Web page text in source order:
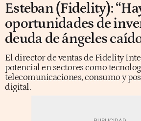
Esteban (Fidelity):
oportunidades de
deuda de ángeles
El director de ventas de Fidelity
potencial en sectores como
telecomunicaciones, consumo y
digital.